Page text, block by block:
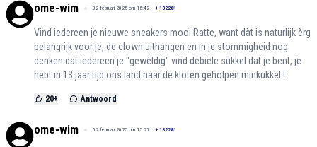
ome-wim 02 februari 2025 om 15:42 + 132281
Vind iedereen je nieuwe sneakers mooi Ratte, want dàt is naturlijk èrg
belangrijk voor je, de clown uithangen en in je stommigheid nog
denken dat iedereen je "gewèldig" vind debiele sukkel dat je bent, je
hebt in 13 jaar tijd ons land naar de kloten geholpen minkukkel !
20+ Antwoord
ome-wim 02 februari 2025 om 15:27 + 132281